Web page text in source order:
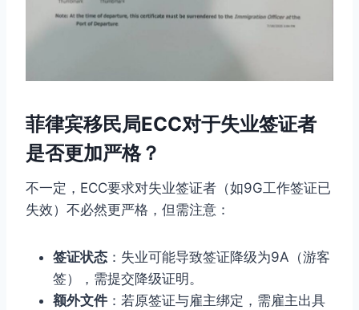
菲律宾移民局ECC对于失业签证者
是否更加严格？
不一定，ECC要求对失业签证者（如9G工作签证已
失效）不必然更严格，但需注意：
签证状态 ：失业可能导致签证降级为9A（游客
签），需提交降级证明。
额外文件 ：若原签证与雇主绑定，需雇主出具